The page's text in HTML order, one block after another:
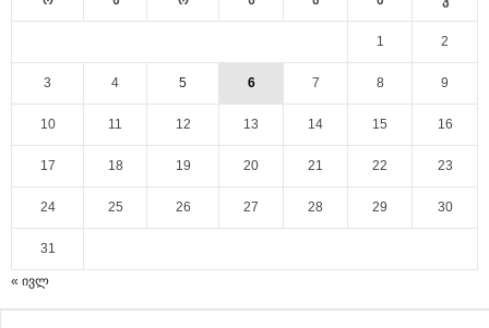
1 2
3 4 5 6 7 8 9
10 11 12 13 14 15 16
17 18 19 20 21 22 23
24 25 26 27 28 29 30
31
« ივლ